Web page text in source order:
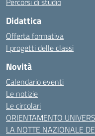
Didattica
Offerta formativa
I progetti delle classi
Novità
Calendario eventi
Le notizie
Le circolari
ORIENTAMENTO
LA NOTTE NAZIONALE